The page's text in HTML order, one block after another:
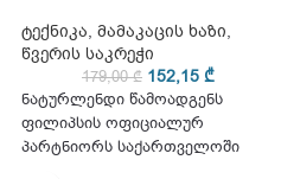
ტექნიკა, მამაკაცის ხაზი,
წვერის საკრეჭი
179,00₾ 152,15 ₾
ნატურლენდი წამოადგენს
ფილიპსის ოფიციალურ
პარტნიორს საქართველოში